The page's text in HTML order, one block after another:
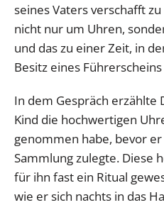
seines Vaters verschafft
nicht nur um Uhren,
und das zu einer Zeit, in
Besitz eines
In dem Gespräch erzählte
Kind die hochwertigen
genommen habe, bevor
Sammlung zulegte. Diese
für ihn fast ein Ritual
wie er sich nachts in das